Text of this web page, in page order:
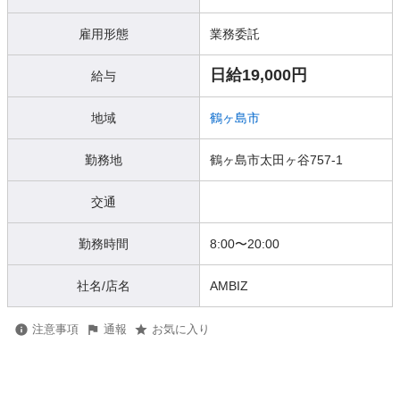
雇用形態 業務委託
給与 日給19,000円
地域 鶴ヶ島市
勤務地 鶴ヶ島市太田ヶ谷757-1
交通
勤務時間 8:00〜20:00
社名/店名 AMBIZ
注意事項 通報 お気に入り